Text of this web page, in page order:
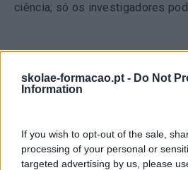
skolae-formacao.pt - Do Not
Information
If you wish to opt-out of the sale,
processing of your personal or
targeted advertising by us, please
ciência; só os investigadores